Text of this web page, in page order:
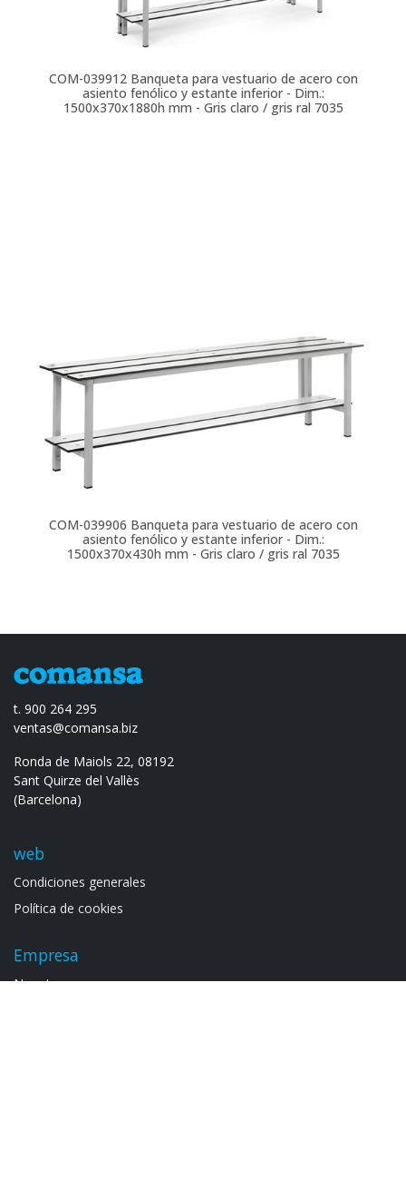
COM-039912 Banqueta para vestuario de acero con
asiento fenólico y estante inferior - Dim.:
1500x370x1880h mm - Gris claro / gris ral 7035
COM-039906 Banqueta para vestuario de acero con
asiento fenólico y estante inferior - Dim.:
1500x370x430h mm - Gris claro / gris ral 7035
t. 900 264 295
ventas@comansa.biz
Ronda de Maiols 22, 08192
Sant Quirze del Vallès
(Barcelona)
web
Condiciones generales
Política de cookies
Empresa
Noso​tros